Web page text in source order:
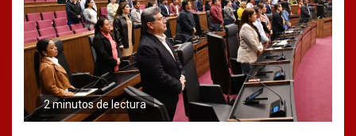
2 minutos de lectura